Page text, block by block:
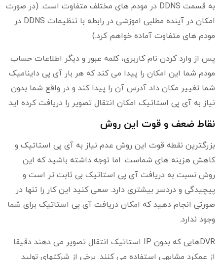
به قسمت DDNS در مودم های مختلف متفاوت است. (در صورت
امکان در آینده مطلبی اموزشی در رابطه با تنظیمات DDNS در
مودم های متفاوت آماده خواهم کرد.)
پس از وارد کردن نام کاربری، کلمه عبور و دیگر اطلاعات حساب
مودم شما این امکان را پیدا می کند که هر بار آی پی داینامیک
شما تغییر مکان داد آدرس آن را پیدا کند و در واقع شما بدون
نیاز به آی پی استاتیک امکان انتقال تصویر را دریافت کرده اید.
نقاط ضعف و قوت این روش
بزرگترین نقطه قوت این روش عدم نیاز به آی پی استاتیک و
کاهش هزینه های شماست. اما توجه داشته باشید که این
روش نسبت به دریافت آی پی استاتیک بی ثابت تر است و
پیچیدگی و دردسر بیشتری دارد. سعی کنید این کار را تنها در
صورتی انجام دهید که امکان دریافت آی پی استاتیک برای شما
وجود ندارد.
DVRهایی که بدون IP استاتیک انتقال تصویر می دهند دقیقا
از عمکرد مشابهی استفاده می کنند. برخی از شرکتهای تولید